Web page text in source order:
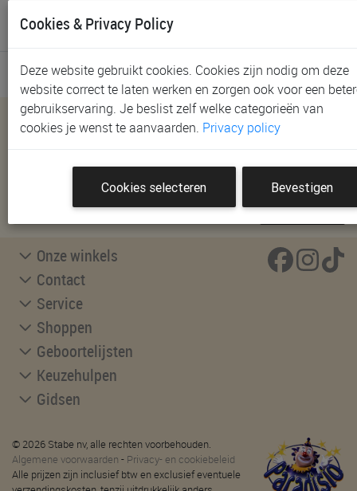
266 artikels - sorteer op
Nieuwsbrief
INSCHRIJVEN
Onze winkels
Contact
Service
Shoppen
Geboortelijsten
Keuzehulpen
Gidsen
© 2026 Stabe nv, alle rechten voorbehouden.
Algemene voorwaarden - Privacy- en cookiebeleid
Alle prijzen zijn inclusief btw en exclusief eventuele
Cookies & Privacy Policy
Deze website gebruikt cookies. Cookies zijn nodig om deze
website correct te laten werken en zorgen ook voor een
gebruikservaring. Je beslist zelf welke categorieën van
cookies je wenst te aanvaarden. Privacy policy
Cookies selecteren Bevestigen